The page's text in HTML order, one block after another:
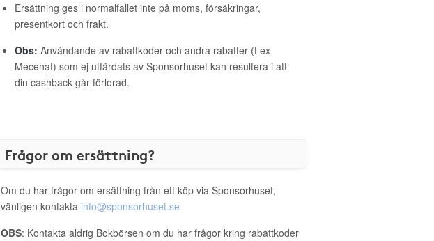
Ersättning ges i normalfallet inte på moms, försäkringar,
presentkort och frakt.
Obs: Användande av rabattkoder och andra rabatter (t ex
Mecenat) som ej utfärdats av Sponsorhuset kan resultera i att
din cashback går förlorad.
Frågor om ersättning?
Om du har frågor om ersättning från ett köp via Sponsorhuset,
vänligen kontakta info@sponsorhuset.se
OBS: Kontakta aldrig Bokbörsen om du har frågor kring rabattkoder